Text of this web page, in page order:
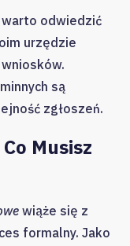
odwiedzić
urzędzie
są
zgłoszeń.
Musisz
wiąże się z
formalny. Jako